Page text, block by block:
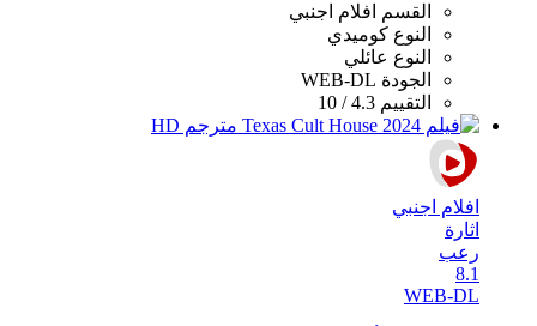
القسم
افلام اجنبي
النوع كوميدي
النوع عائلي
الجودة WEB-DL
التقييم 4.3 / 10
افلام اجنبي
اثارة
رعب
8.1
WEB-DL